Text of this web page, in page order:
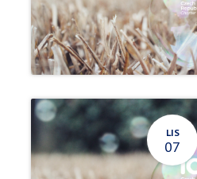
LIS
07